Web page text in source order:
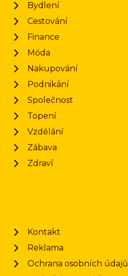
Bydlení
Cestování
Finance
Móda
Nakupování
Podnikání
Společnost
Topení
Vzdělání
Zábava
Zdraví
Kontakt
Reklama
Ochrana osobních údajů